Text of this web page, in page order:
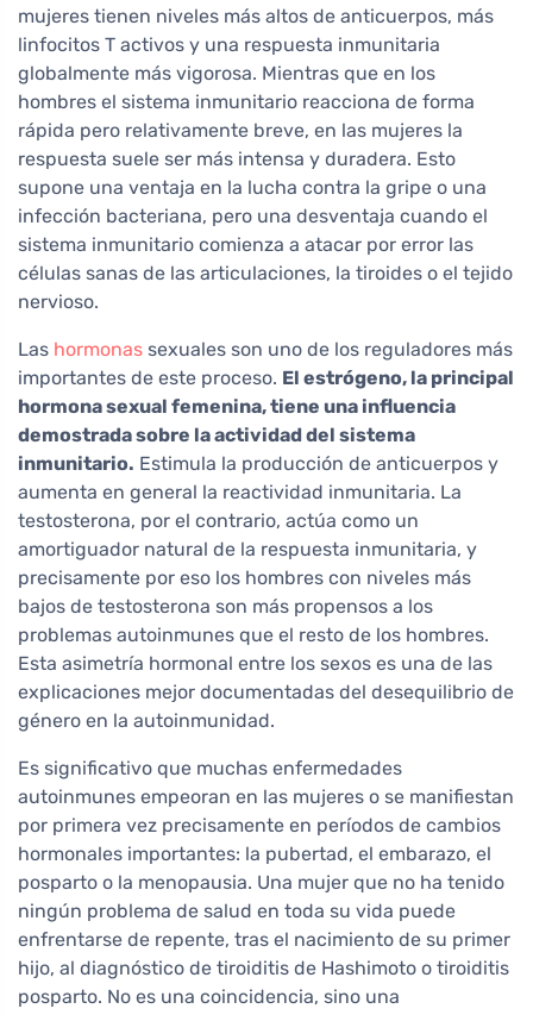
mujeres tienen niveles más altos de anticuerpos, más
linfocitos T activos y una respuesta inmunitaria
globalmente más vigorosa. Mientras que en los
hombres el sistema inmunitario reacciona de forma
rápida pero relativamente breve, en las mujeres la
respuesta suele ser más intensa y duradera. Esto
supone una ventaja en la lucha contra la gripe o una
infección bacteriana, pero una desventaja cuando el
sistema inmunitario comienza a atacar por error las
células sanas de las articulaciones, la tiroides o el tejido
nervioso.
Las hormonas sexuales son uno de los reguladores más
importantes de este proceso. El estrógeno, la principal
hormona sexual femenina, tiene una influencia
demostrada sobre la actividad del sistema
inmunitario. Estimula la producción de anticuerpos y
aumenta en general la reactividad inmunitaria. La
testosterona, por el contrario, actúa como un
amortiguador natural de la respuesta inmunitaria, y
precisamente por eso los hombres con niveles más
bajos de testosterona son más propensos a los
problemas autoinmunes que el resto de los hombres.
Esta asimetría hormonal entre los sexos es una de las
explicaciones mejor documentadas del desequilibrio de
género en la autoinmunidad.
Es significativo que muchas enfermedades
autoinmunes empeoran en las mujeres o se manifiestan
por primera vez precisamente en períodos de cambios
hormonales importantes: la pubertad, el embarazo, el
posparto o la menopausia. Una mujer que no ha tenido
ningún problema de salud en toda su vida puede
enfrentarse de repente, tras el nacimiento de su primer
hijo, al diagnóstico de tiroiditis de Hashimoto o tiroiditis
posparto. No es una coincidencia, sino una